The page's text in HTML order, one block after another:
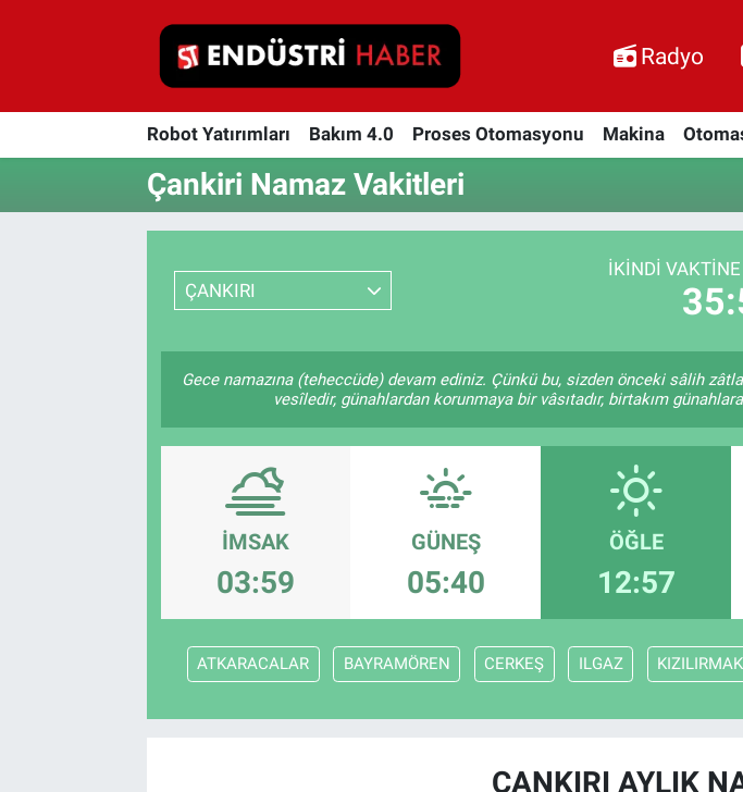
Radyo
Robot Yatırımları Bakım 4.0 Proses Otomasyonu Makina
Çankiri Namaz Vakitleri
ÇANKIRI
İKINDI
Gece namazına (teheccüde) devam ediniz. Çünkü bu, sizden önceki sâlih
vesîledir, günahlardan korunmaya bir vâsıtadır, birtakım
İMSAK
03:59
GÜNEŞ
05:40
ÖĞLE
12:57
ATKARACALAR BAYRAMÖREN CERKEŞ ILGAZ KIZILIRMAK
ÇANKIRI AYLIK
Robot Yatırımları
Proses Otomasyonu
Enerjisini Üreten Fabrikalar